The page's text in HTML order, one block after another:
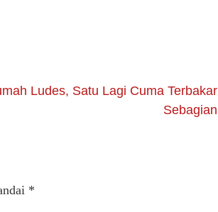
Ludes, Satu Lagi Cuma Terbakar
Sebagian
*